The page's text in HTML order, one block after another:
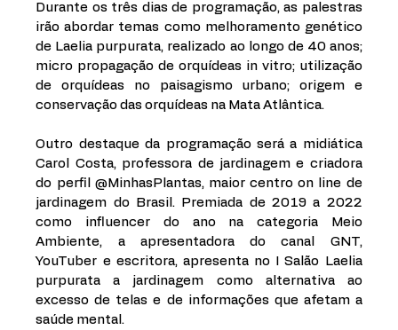
Durante os três dias de programação, as palestras
irão abordar temas como melhoramento genético
de Laelia purpurata, realizado ao longo de 40 anos;
micro propagação de orquídeas in vitro; utilização
de orquídeas no paisagismo urbano; origem e
conservação das orquídeas na Mata Atlântica.
Outro destaque da programação será a midiática
Carol Costa, professora de jardinagem e criadora
do perfil @MinhasPlantas, maior centro on line de
jardinagem do Brasil. Premiada de 2019 a 2022
como influencer do ano na categoria Meio
Ambiente, a apresentadora do canal GNT,
YouTuber e escritora, apresenta no I Salão Laelia
purpurata a jardinagem como alternativa ao
excesso de telas e de informações que afetam a
saúde mental.